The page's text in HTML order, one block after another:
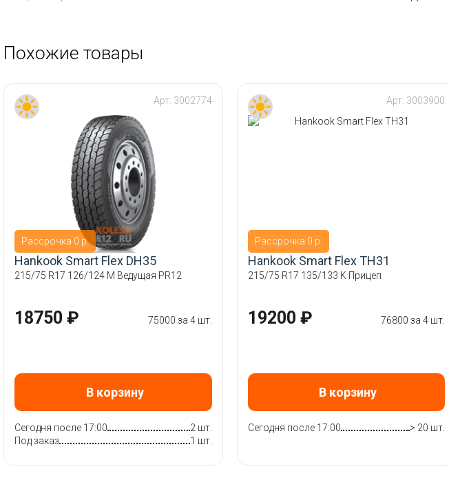
Похожие товары
Рассрочка 0 р.
Арт: 3002774
Hankook Smart Flex DH35
215/75 R17 126/124 M Ведущая PR12
18750 ₽ 75000 за 4 шт.
В корзину
Сегодня после 17:00
2 шт.
Под заказ
1 шт.
Рассрочка 0 р.
Арт: 3003900
Hankook Smart Flex TH31
215/75 R17 135/133 K Прицеп
19200 ₽ 76800 за 4 шт.
В корзину
Сегодня после 17:00 > 20 шт.